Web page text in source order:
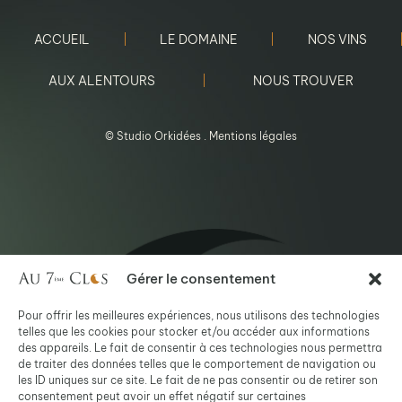
Gérer le consentement
Pour offrir les meilleures expériences, nous utilisons des technologies
telles que les cookies pour stocker et/ou accéder aux informations
des appareils. Le fait de consentir à ces technologies nous permettra
de traiter des données telles que le comportement de navigation ou
les ID uniques sur ce site. Le fait de ne pas consentir ou de retirer son
consentement peut avoir un effet négatif sur certaines
ACCUEIL LE DOMAINE NOS VINS
AUX ALENTOURS NOUS TROUVER
© Studio Orkidées Mentions légales